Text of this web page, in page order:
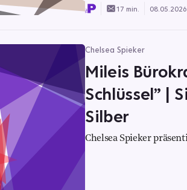
17 min. 08.05.2026
Chelsea Spieker
Mileis
Schlüssel” |
Silber
Chelsea Spieker